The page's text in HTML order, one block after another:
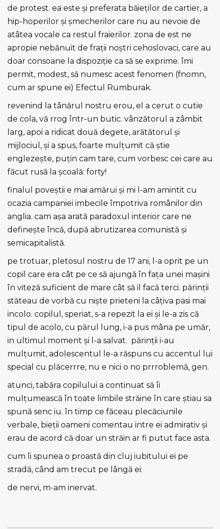
de protest. ea este şi preferata băieților de cartier, a
hip-hoperilor şi şmecherilor care nu au nevoie de
atâtea vocale ca restul fraierilor. zona de est ne
apropie nebănuit de frații noştri cehoslovaci, care au
doar consoane la dispoziție ca să se exprime. îmi
permit, modest, să numesc acest fenomen (fnomn,
cum ar spune ei) Efectul Rumburak.
revenind la tânărul nostru erou, el a cerut o cutie
de cola, vă rrog într-un butic. vânzătorul a zâmbit
larg, apoi a ridicat două degete, arătătorul şi
mijlociul, şi a spus, foarte mulțumit că ştie
englezeşte, puțin cam tare, cum vorbesc cei care au
făcut rusă la şcoală: forty!
finalul poveştii e mai amărui şi mi l-am amintit cu
ocazia campaniei imbecile împotriva românilor din
anglia. cam aşa arată paradoxul interior care ne
defineşte încă, după abrutizarea comunistă şi
semicapitalistă.
pe trotuar, pletosul nostru de 17 ani, l-a oprit pe un
copil care era cât pe ce să ajungă în fața unei maşini
în viteză suficient de mare cât să il facă terci. părinții
stăteau de vorbă cu nişte prieteni la câțiva pasi mai
incolo. copilul, speriat, s-a repezit la ei şi le-a zis că
tipul de acolo, cu părul lung, i-a pus mâna pe umăr,
in ultimul moment şi l-a salvat. părinții i-au
mulțumit, adolescentul le-a răspuns cu accentul lui
special cu plăcerrre, nu e nici o no prrroblemă, gen.
atunci, tabăra copilului a continuat să îi
mulțumească în toate limbile străine în care ştiau sa
spună senc iu. în timp ce făceau plecăciunile
verbale, bieții oameni comentau intre ei admirativ şi
erau de acord că doar un străin ar fi putut face asta.
cum îi spunea o proastă din cluj iubitului ei pe
stradă, când am trecut pe lângă ei:
de nervi, m-am inervat.